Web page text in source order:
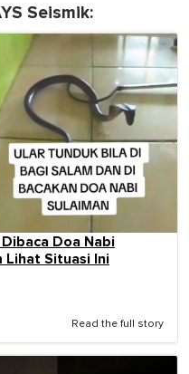
Seismik:
Doa Nabi
Lihat Situasi Ini
Read the full story